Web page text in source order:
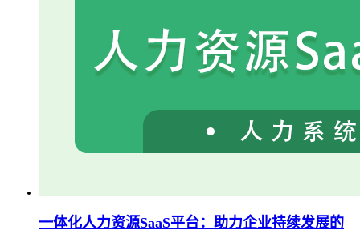
一体化人力资源SaaS平台：助力企业持续发展的